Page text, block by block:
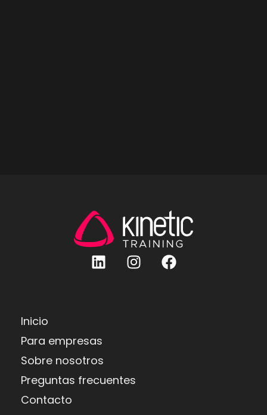
Inicio
Para empresas
Sobre nosotros
Preguntas frecuentes
Contacto